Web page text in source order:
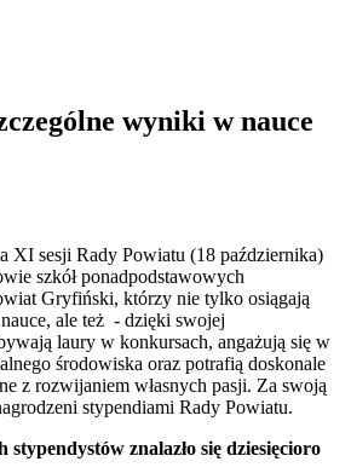
wyniki w nauce
XI sesji Rady Powiatu (18 października)
szkół ponadpodstawowych
Gryfiński, którzy nie tylko osiągają
ale też - dzięki swojej
laury w konkursach, angażują się w
środowiska oraz potrafią doskonale
z rozwijaniem własnych pasji. Za swoją
stypendiami Rady Powiatu.
znalazło się dziesięcioro